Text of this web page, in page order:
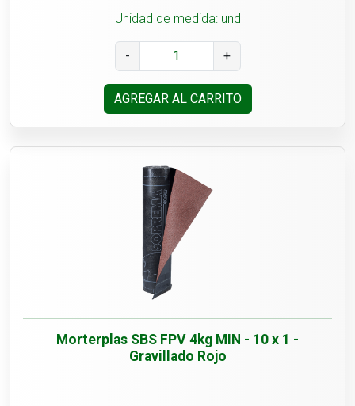
Unidad de medida: und
- +
AGREGAR AL CARRITO
Morterplas SBS FPV 4kg MIN - 10 x 1 -
Gravillado Rojo